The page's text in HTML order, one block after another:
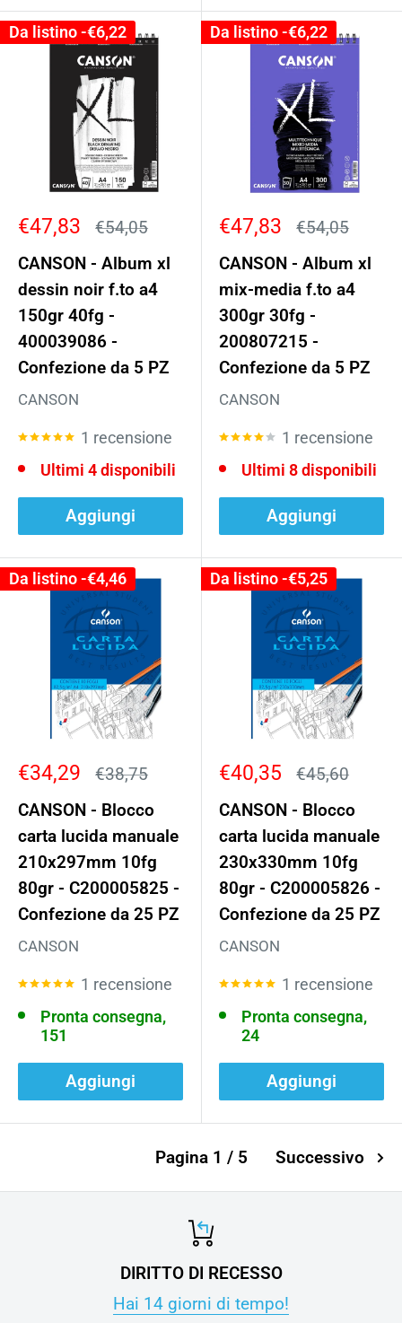
Da listino -€6,22
Prezzo
€47,83 Prezzo
€54,05
CANSON - Album xl
dessin noir f.to a4
150gr 40fg -
400039086 -
Confezione da 5 PZ
CANSON
1 recensione
Ultimi 4 disponibili
Aggiungi
Da listino -€6,22
Prezzo
€47,83 Prezzo
€54,05
CANSON - Album xl
mix-media f.to a4
300gr 30fg -
200807215 -
Confezione da 5 PZ
CANSON
1 recensione
Ultimi 8 disponibili
Aggiungi
Da listino -€4,46
Prezzo
€34,29 Prezzo
€38,75
CANSON - Blocco
carta lucida manuale
210x297mm 10fg
80gr - C200005825 -
Confezione da 25 PZ
CANSON
1 recensione
Pronta consegna,
151
Aggiungi
Da listino -€5,25
Prezzo
€40,35 Prezzo
€45,60
CANSON - Blocco
carta lucida manuale
230x330mm 10fg
80gr - C200005826 -
Confezione da 25 PZ
CANSON
1 recensione
Pronta consegna,
24
Aggiungi
Pagina 1 / 5 Successivo
DIRITTO DI RECESSO
Hai 14 giorni di tempo!